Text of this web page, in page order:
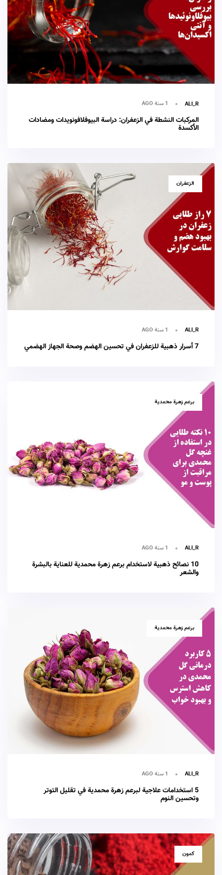
ALI_R 1 سنة AGO
المركبات النشطة في الزعفران: دراسة البيوفلافونويدات ومضادات
الأكسدة
الزعفران
ALI_R 1 سنة AGO
7 أسرار ذهبية للزعفران في تحسين الهضم وصحة الجهاز الهضمي
برعم زهرة محمدية
ALI_R 1 سنة AGO
10 نصائح ذهبية لاستخدام برعم زهرة محمدية للعناية بالبشرة
والشعر
برعم زهرة محمدية
ALI_R 1 سنة AGO
5 استخدامات علاجية لبرعم زهرة محمدية في تقليل التوتر
وتحسين النوم
TAGS
كمون